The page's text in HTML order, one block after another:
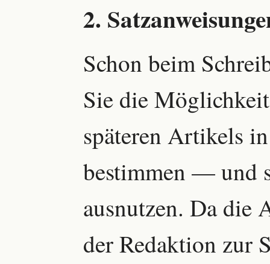
2.
Schon beim
Sie die
späteren Artikels
bestimmen — und
ausnutzen. Da
der Redaktion zur